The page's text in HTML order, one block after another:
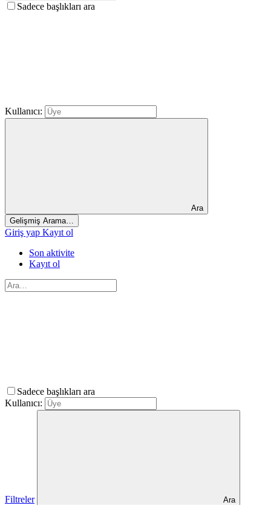
Sadece başlıkları ara
Kullanıcı:
Ara
Gelişmiş Arama…
Giriş yap Kayıt ol
Son aktivite
Kayıt ol
Sadece başlıkları ara
Kullanıcı:
Filtreler Ara